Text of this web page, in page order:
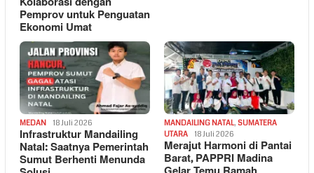
Pemprov untuk Penguatan
Ekonomi Umat
MEDAN 18 Juli 2026
Infrastruktur Mandailing
Natal: Saatnya Pemerintah
Sumut Berhenti Menunda
MANDAILING NATAL, SUMATERA
UTARA
18 Juli 2026
Merajut Harmoni di Pantai
Barat, PAPPRI Madina